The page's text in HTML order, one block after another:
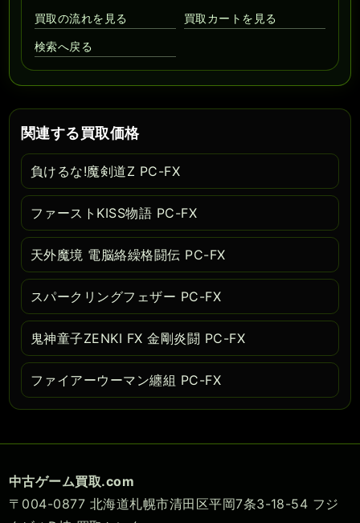
買取の流れを見る
買取カートを見る
検索へ戻る
関連する買取価格
負けるな!魔剣道Z PC-FX
ファーストKISS物語 PC-FX
天外魔境 電脳絡繰格闘伝 PC-FX
スパークリングフェザー PC-FX
鬼神童子ZENKI FX 金剛炎闘 PC-FX
ファイアーウーマン纏組 PC-FX
中古ゲーム買取.com
〒004-0877 北海道札幌市清田区平岡7条3-18-54 フジ